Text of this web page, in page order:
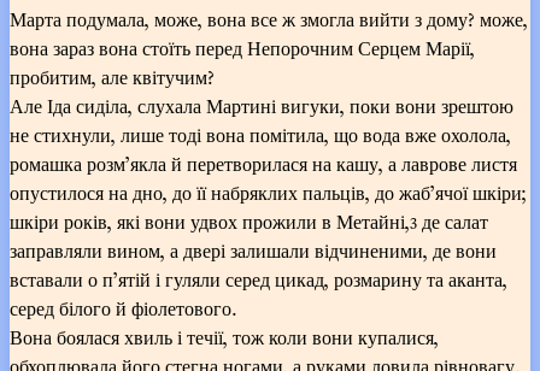
Марта подумала, може, вона все ж змогла вийти з дому? може,
вона зараз вона стоїть перед Непорочним Серцем Марії,
пробитим, але квітучим?
Але Іда сиділа, слухала Мартині вигуки, поки вони зрештою
не стихнули, лише тоді вона помітила, що вода вже охолола,
ромашка розм’якла й перетворилася на кашу, а лаврове листя
опустилося на дно, до її набряклих пальців, до жаб’ячої шкіри;
шкіри років, які вони удвох прожили в Метайні,3 де салат
заправляли вином, а двері залишали відчиненими, де вони
вставали о п’ятій і гуляли серед цикад, розмарину та аканта,
серед білого й фіолетового.
Вона боялася хвиль і течії, тож коли вони купалися,